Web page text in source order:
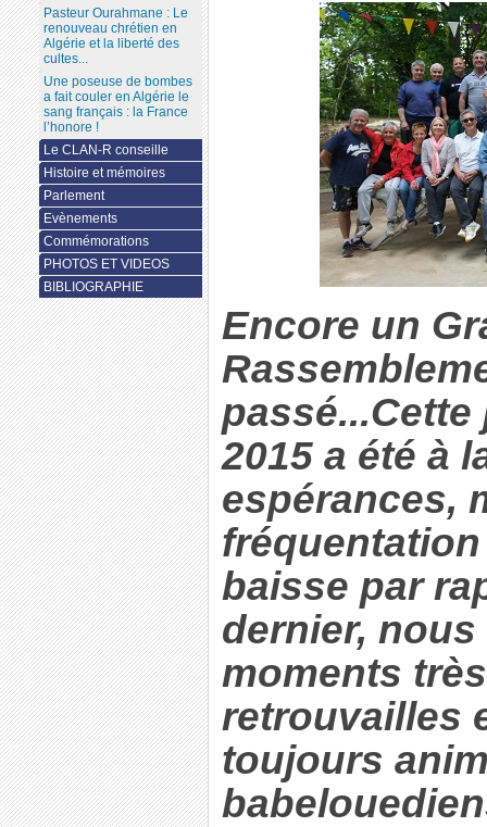
Encore un
2015 a été à
espérances,
baisse par
dernier,
moments
retrouvailles
toujours
Pasteur Ourahmane : Le
renouveau chrétien en
Algérie et la liberté des
cultes...
Une poseuse de bombes
a fait couler en Algérie le
sang français : la France
l’honore !
Le CLAN-R conseille
Histoire et mémoires
Parlement
Evènements
Commémorations
PHOTOS ET VIDEOS
BIBLIOGRAPHIE